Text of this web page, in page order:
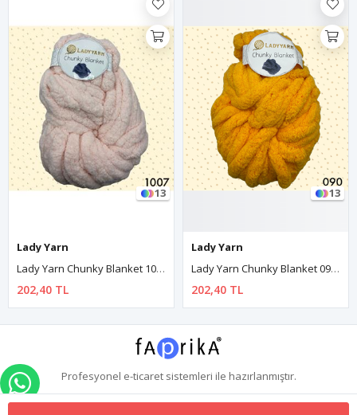
13
Lady Yarn
Lady Yarn Chunky Blanket 1007 Açık Pembe
202,40 TL
13
Lady Yarn
Lady Yarn Chunky Blanket 090 Açık Turuncu
202,40 TL
Profesyonel e-ticaretsistemleri ile hazırlanmıştır.
WHATSAPP İLE SİPARİŞ VER